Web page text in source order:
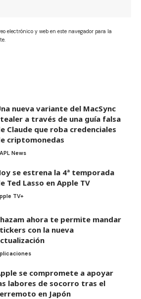
electrónico y web en este navegador para la
nueva variante del MacSync
a través de una guía falsa
Claude que roba credenciales
criptomonedas
News
se estrena la 4ª temporada
Ted Lasso en Apple TV
TV+
ahora te permite mandar
con la nueva
se compromete a apoyar
labores de socorro tras el
en Japón